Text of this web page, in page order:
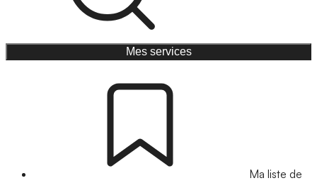
Mes services
Ma liste de